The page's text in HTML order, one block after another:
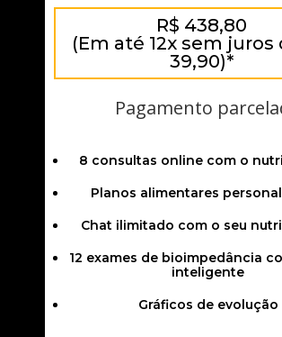
R$ 438,80
(Em até 12x sem juros
39,90)*
Pagamento
8 consultas online com o
Planos alimentares
Chat ilimitado com o seu
12 exames de bioimpedância
inteligente
Gráficos de evolução